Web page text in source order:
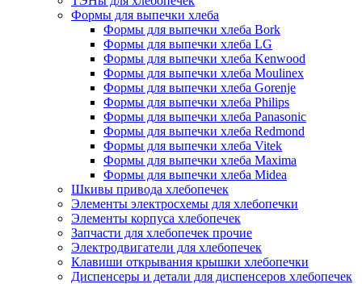
Формы для выпечки хлеба
Формы для выпечки хлеба Bork
Формы для выпечки хлеба LG
Формы для выпечки хлеба Kenwood
Формы для выпечки хлеба Moulinex
Формы для выпечки хлеба Gorenje
Формы для выпечки хлеба Philips
Формы для выпечки хлеба Panasonic
Формы для выпечки хлеба Redmond
Формы для выпечки хлеба Vitek
Формы для выпечки хлеба Maxima
Формы для выпечки хлеба Midea
Шкивы привода хлебопечек
Элементы электросхемы для хлебопечки
Элементы корпуса хлебопечек
Запчасти для хлебопечек прочие
Электродвигатели для хлебопечек
Клавиши открывания крышки хлебопечки
Диспенсеры и детали для диспенсеров хлебопечек